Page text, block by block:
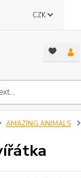
CZK
AMAZING ANIMALS